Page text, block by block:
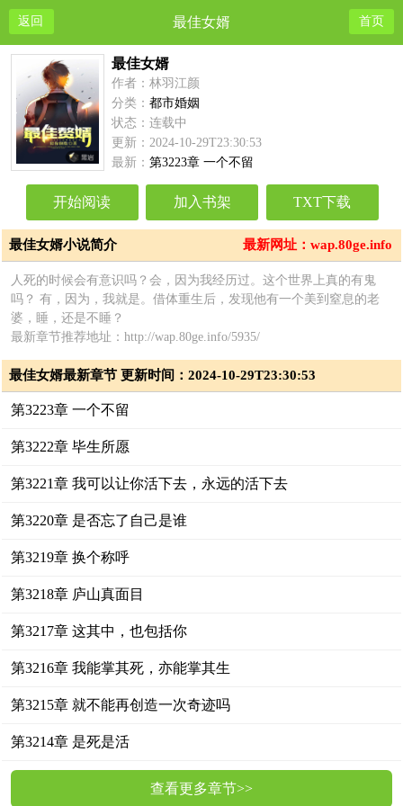
返回 最佳女婿 首页
最佳女婿
作者：林羽江颜
分类：都市婚姻
状态：连载中
更新：2024-10-29T23:30:53
最新：第3223章 一个不留
开始阅读 加入书架 TXT下载
最新网址：wap.80ge.info
最佳女婿小说简介
人死的时候会有意识吗？会，因为我经历过。这个世界上真的有鬼
吗？ 有，因为，我就是。借体重生后，发现他有一个美到窒息的老
婆，睡，还是不睡？
最新章节推荐地址：http://wap.80ge.info/5935/
最佳女婿最新章节 更新时间：2024-10-29T23:30:53
第3223章 一个不留
第3222章 毕生所愿
第3221章 我可以让你活下去，永远的活下去
第3220章 是否忘了自己是谁
第3219章 换个称呼
第3218章 庐山真面目
第3217章 这其中，也包括你
第3216章 我能掌其死，亦能掌其生
第3215章 就不能再创造一次奇迹吗
第3214章 是死是活
查看更多章节>>